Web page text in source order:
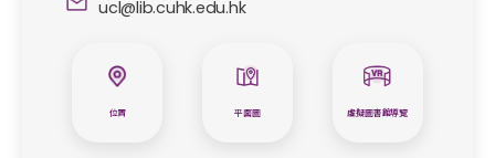
ucl@lib.cuhk.edu.hk
位置 平面圖 虛擬圖書館導覽